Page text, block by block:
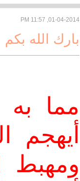
01-04-2014, 11:57 PM
​بارك الله بكم
مما
أيهجم
ومهبط